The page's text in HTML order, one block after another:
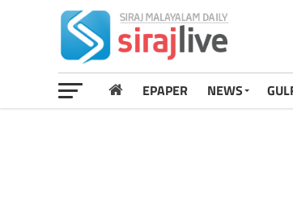
EPAPER NEWS